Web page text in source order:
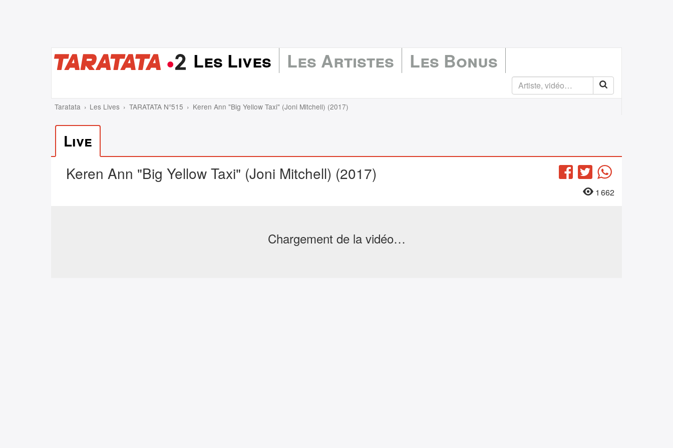
Les Lives Les Artistes Les Bonus
Taratata Les Lives TARATATA N°515 Keren Ann "Big Yellow Taxi" (Joni Mitchell) (2017)
Live
Keren Ann "Big Yellow Taxi" (Joni Mitchell) (2017) Facebook
TwitterWhatsApp
1 662
Chargement de la vidéo…